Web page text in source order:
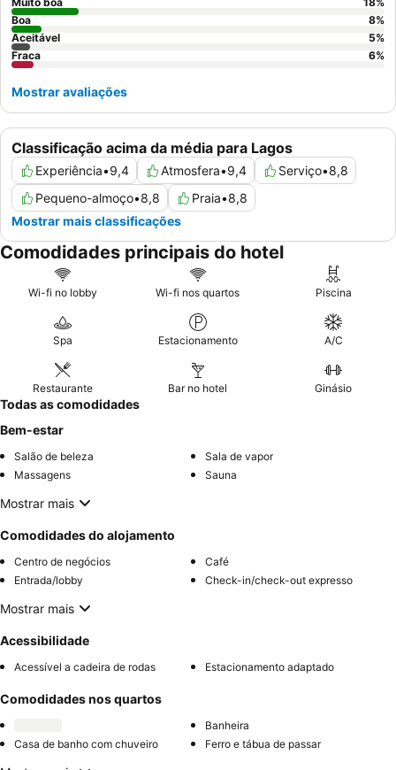
Classificação acima da média para Lagos
Experiência•9,4 Atmosfera•9,4 Serviço•8,8
Pequeno-almoço•8,8 Praia•8,8
Mostrar mais classificações
Boa
8%
Aceitável
5%
Fraca
6%
Mostrar avaliações
Comodidades principais do hotel
Wi-fi no lobby Wi-fi nos quartos Piscina
Spa Estacionamento A/C
Restaurante Bar no hotel Ginásio
Todas as comodidades
Bem-estar
Salão de beleza
Sala de vapor
Massagens
Sauna
Mostrar mais
Comodidades do alojamento
Centro de negócios
Café
Entrada/lobby
Check-in/check-out expresso
Mostrar mais
Acessibilidade
Acessível a cadeira de rodas Estacionamento adaptado
Comodidades nos quartos
Banheira
Casa de banho com chuveiro
Ferro e tábua de passar